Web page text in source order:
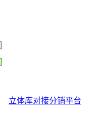
立体库对接分销平台